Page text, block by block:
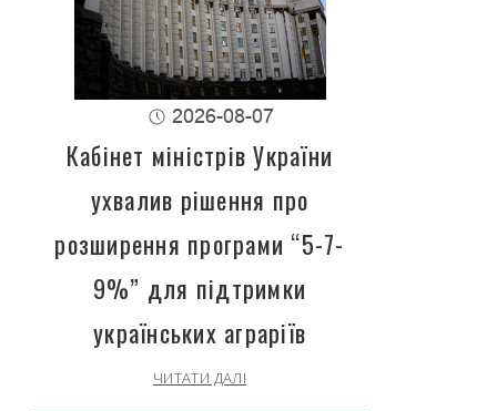
2026-08-07
Кабінет міністрів України
ухвалив рішення про
розширення програми “5-7-
9%” для підтримки
українських аграріїв
ЧИТАТИ ДАЛІ